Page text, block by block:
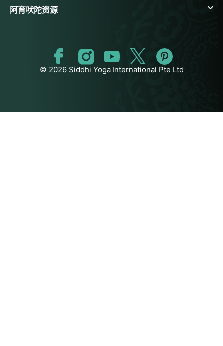
阿育吠陀资源
© 2026 Siddhi Yoga International Pte Ltd